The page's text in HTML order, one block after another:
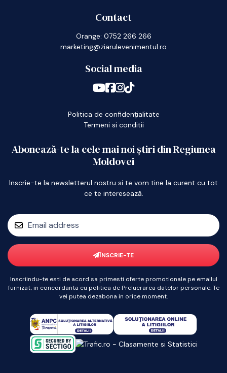
Contact
Orange: 0752 266 266
marketing@ziarulevenimentul.ro
Social media
Politica de confidențialitate
Termeni si conditii
Abonează-te la cele mai noi știri din Regiunea
Moldovei
Inscrie-te la newsletterul nostru si te vom tine la curent cu tot
ce te interesează.
ÎNSCRIE-TE
Inscriindu-te esti de acord sa primesti oferte promotionale pe emailul
furnizat, in concordanta cu politica de Prelucrarea datelor personale. Te
vei putea dezabona in orice moment.